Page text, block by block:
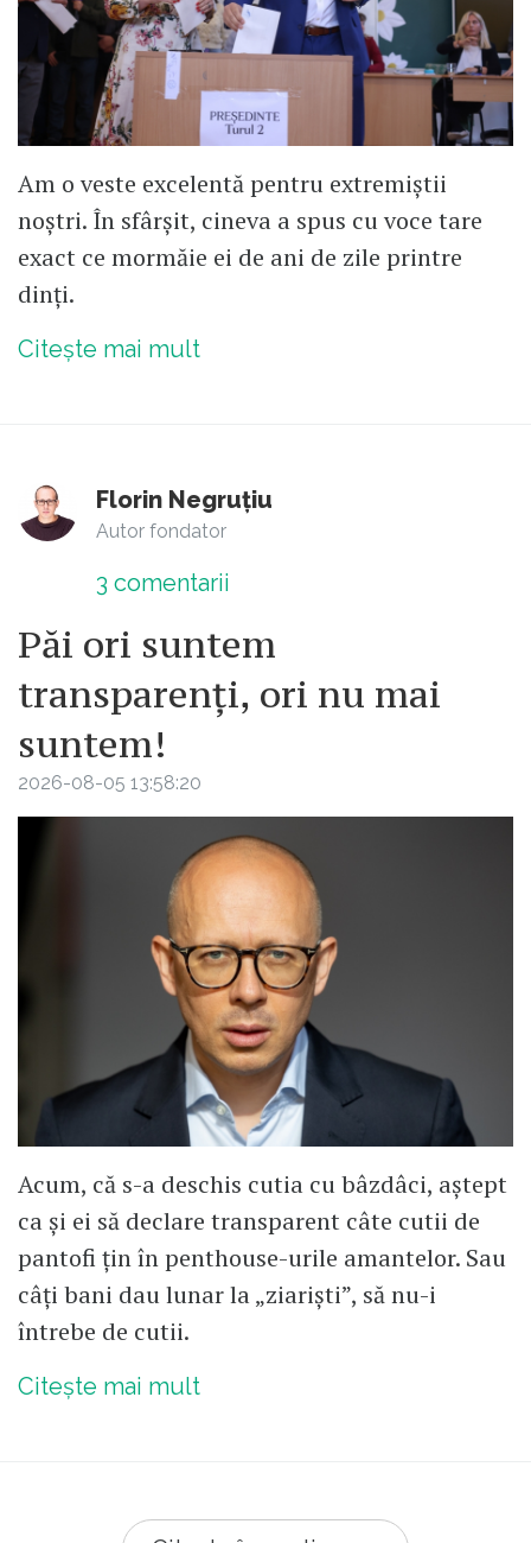
Am o veste excelentă pentru extremiștii
noștri. În sfârșit, cineva a spus cu voce tare
exact ce mormăie ei de ani de zile printre
dinți.
Citește mai mult
Florin Negruțiu
Autor fondator
3 comentarii
Păi ori suntem
transparenți, ori nu mai
suntem!
2026-08-05 13:58:20
Acum, că s-a deschis cutia cu bâzdâci, aștept
ca și ei să declare transparent câte cutii de
pantofi țin în penthouse-urile amantelor. Sau
câți bani dau lunar la „ziariști”, să nu-i
întrebe de cutii.
Citește mai mult